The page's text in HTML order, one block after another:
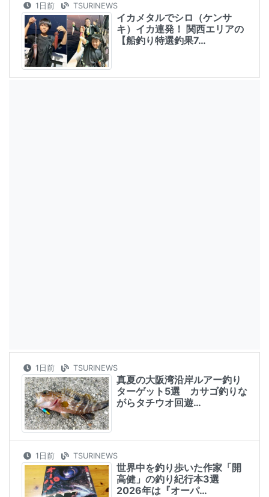
1日前 TSURINEWS
イカメタルでシロ（ケンサ
キ）イカ連発！ 関西エリアの
【船釣り特選釣果7…
1日前 TSURINEWS
真夏の大阪湾沿岸ルアー釣り
ターゲット5選 カサゴ釣りな
がらタチウオ回遊…
1日前 TSURINEWS
世界中を釣り歩いた作家「開
高健」の釣り紀行本3選
2026年は『オーパ…